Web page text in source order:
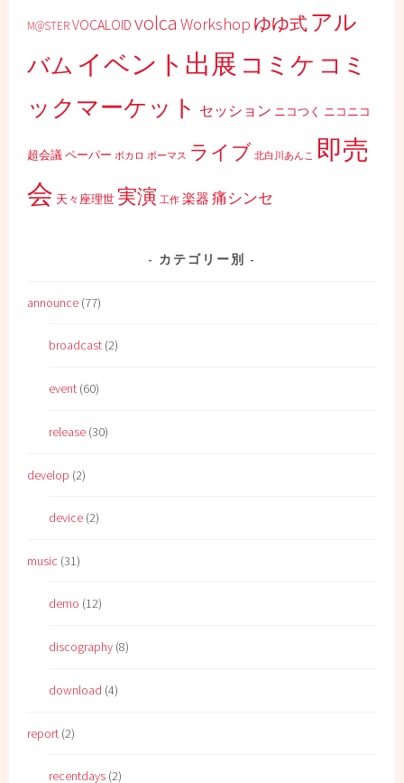
M@STERVOCALOID volca Workshop ゆゆ式アル
バム イベント出展 コミケ コミ
ックマーケット セッション ニコつく ニコニコ
超会議ペーパー ボカロ ボーマス ライブ 北白川あんこ 即売
会 天々座理世 実演 工作 楽器 痛シンセ
カテゴリー別
announce (77)
broadcast (2)
event (60)
release (30)
develop (2)
device (2)
music (31)
demo (12)
discography (8)
download (4)
report (2)
recentdays (2)